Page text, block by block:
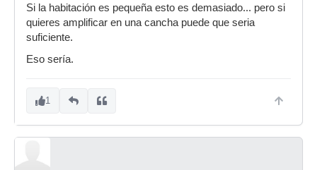
Si la habitación es pequeña esto es demasiado... pero si
quieres amplificar en una cancha puede que seria
suficiente.
Eso sería.
1